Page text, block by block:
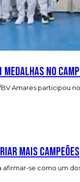
medalhas no
Amares participou
mais campeões
afirmar-se como um